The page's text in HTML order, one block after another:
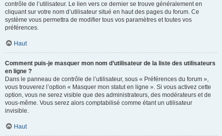
contrôle de l’utilisateur. Le lien vers ce dernier se trouve généralement en
cliquant sur votre nom d’utilisateur situé en haut des pages du forum. Ce
système vous permettra de modifier tous vos paramètres et toutes vos
préférences.
Haut
Comment puis-je masquer mon nom d’utilisateur de la liste des utilisateurs
en ligne ?
Dans le panneau de contrôle de l’utilisateur, sous « Préférences du forum »,
vous trouverez l’option « Masquer mon statut en ligne ». Si vous activez cette
option, vous ne serez visible que des administrateurs, des modérateurs et de
vous-même. Vous serez alors comptabilisé comme étant un utilisateur
invisible.
Haut